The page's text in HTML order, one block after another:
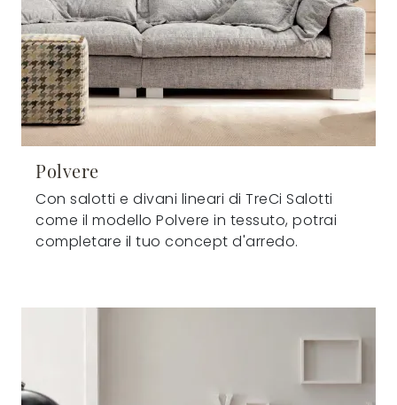
Polvere
Con salotti e divani lineari di TreCi Salotti
come il modello Polvere in tessuto, potrai
completare il tuo concept d'arredo.